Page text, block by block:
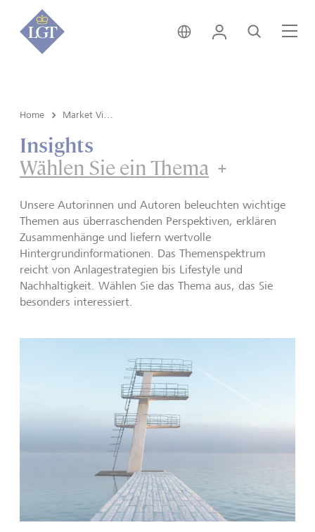
Deutschland • Deutsch
Login Suche
Home
Insights
Wählen Sie ein Thema
Unsere Autorinnen und Autoren beleuchten wichtige
Themen aus überraschenden Perspektiven, erklären
Zusammenhänge und liefern wertvolle
Hintergrundinformationen. Das Themenspektrum
reicht von Anlagestrategien bis Lifestyle und
Nachhaltigkeit. Wählen Sie das Thema aus, das Sie
besonders interessiert.